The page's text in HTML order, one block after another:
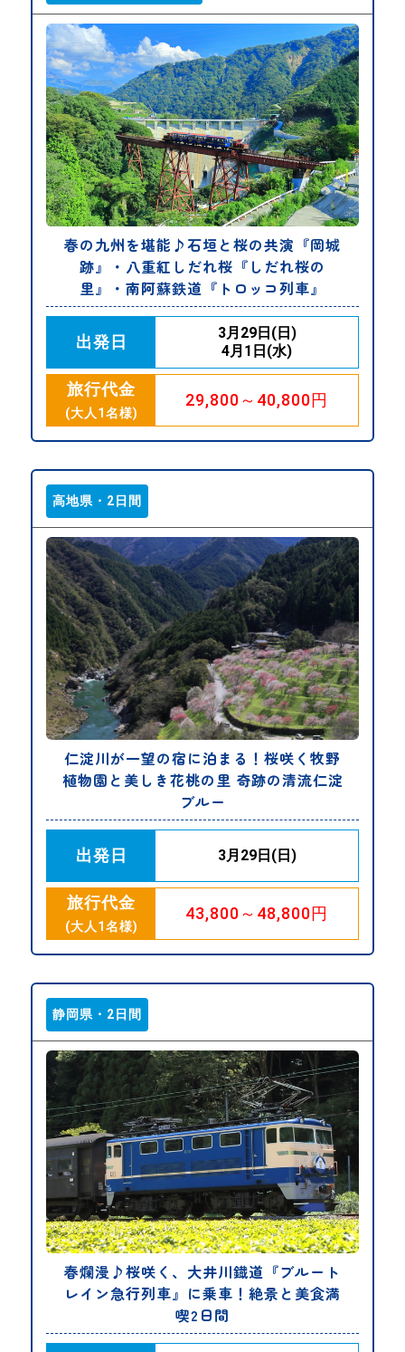
春の九州を堪能♪石垣と桜の共演『岡城
跡』・八重紅しだれ桜『しだれ桜の
里』・南阿蘇鉄道『トロッコ列車』
出発日
3月29日(日)
4月1日(水)
旅行代金
(大人1名様)
29,800～40,800円
高地県・2日間
仁淀川が一望の宿に泊まる！桜咲く牧野
植物園と美しき花桃の里 奇跡の清流仁淀
ブルー
出発日 3月29日(日)
旅行代金
(大人1名様)
43,800～48,800円
静岡県・2日間
春爛漫♪桜咲く、大井川鐡道『ブルート
レイン急行列車』に乗車！絶景と美食満
喫2日間